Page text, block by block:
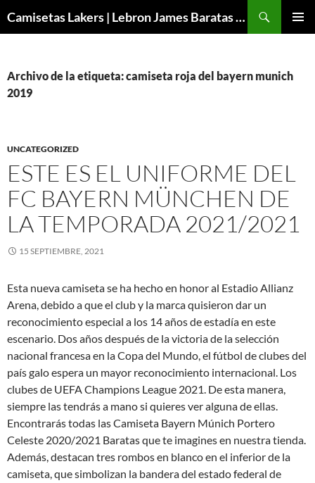
Camisetas Lakers | Lebron James Baratas 2024 – Micamisetanba
Archivo de la etiqueta: camiseta roja del bayern munich
2019
UNCATEGORIZED
ESTE ES EL UNIFORME DEL
FC BAYERN MÜNCHEN DE
LA TEMPORADA 2021/2021
15 SEPTIEMBRE, 2021
Esta nueva camiseta se ha hecho en honor al Estadio Allianz
Arena, debido a que el club y la marca quisieron dar un
reconocimiento especial a los 14 años de estadía en este
escenario. Dos años después de la victoria de la selección
nacional francesa en la Copa del Mundo, el fútbol de clubes del
país galo espera un mayor reconocimiento internacional. Los
clubes de UEFA Champions League 2021. De esta manera,
siempre las tendrás a mano si quieres ver alguna de ellas.
Encontrarás todas las Camiseta Bayern Múnich Portero
Celeste 2020/2021 Baratas que te imagines en nuestra tienda.
Además, destacan tres rombos en blanco en el inferior de la
camiseta, que simbolizan la bandera del estado federal de